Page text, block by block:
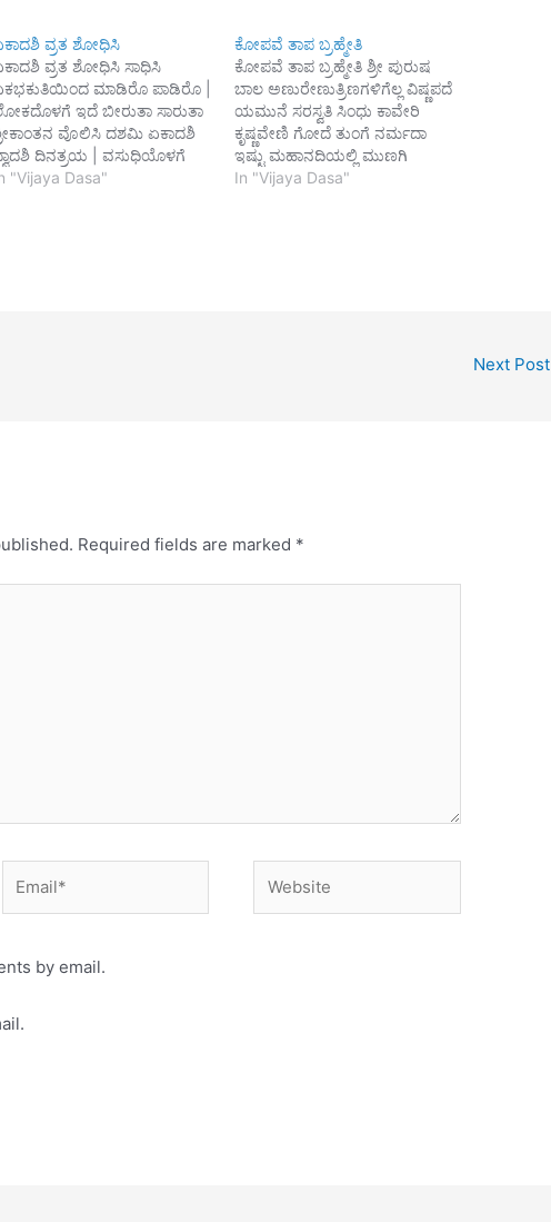
ವ್ರತ ಶೋಧಿಸಿ
ವ್ರತ ಶೋಧಿಸಿ ಸಾಧಿಸಿ
ಮಾಡಿರೊ ಪಾಡಿರೊ |
ಇದೆ ಬೀರುತಾ ಸಾರುತಾ
ವೊಲಿಸಿ ದಶಮಿ ಏಕಾದಶಿ
ದಿನತ್ರಯ | ವಸುಧಿಯೊಳಗೆ
ತಿಳಿದು ತ್ರಿ | ದಶರೆಲ್ಲ
"Vijaya Dasa"
ಕೋಪವೆ ತಾಪ ಬ್ರಹ್ಮೇತಿ
ಕೋಪವೆ ತಾಪ ಬ್ರಹ್ಮೇತಿ ಶ್ರೀ ಪುರುಷ
ಬಾಲ ಅಣುರೇಣುತ್ರಿಣಗಳಿಗೆಲ್ಲ ವಿಷ್ಣಪದೆ
ಯಮುನೆ ಸರಸ್ವತಿ ಸಿಂಧು ಕಾವೇರಿ
ಕೃಷ್ಣವೇಣಿ ಗೋದೆ ತುಂಗೆ ನರ್ಮದಾ
ಇಷ್ಟು ಮಹಾನದಿಯಲ್ಲಿ ಮುಣಗಿ
ಮಿಂದರೇನು ಕಾಷ್ಟಕಭ್ಯಾಂಗವನು ಮಾಡಿ
In "Vijaya Dasa"
Next Post
Required fields are marked *
by email.